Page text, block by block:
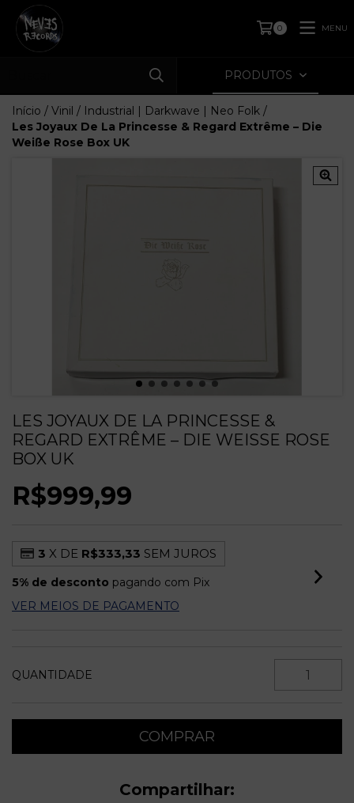
0 MENU
PRODUTOS
Início / Vinil / Industrial | Darkwave | Neo Folk /
Les Joyaux De La Princesse & Regard Extrême – Die
Weiße Rose Box UK
LES JOYAUX DE LA PRINCESSE &
REGARD EXTRÊME – DIE WEISSE ROSE B
OX UK
R$999,99
3 X DE R$333,33 SEM JUROS
5% de desconto pagando com Pix
VER MEIOS DE PAGAMENTO
QUANTIDADE
Compartilhar: